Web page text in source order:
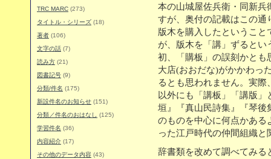
TRC MARC (273)
タイトル・シリーズ (18)
著者 (106)
文字の話 (7)
読み方 (21)
図書記号 (9)
分類/件名 (175)
新設件名のお知らせ (151)
分類／件名のおはなし
(125)
学習件名 (36)
内容紹介 (17)
その他のデータ内容 (43)
本の山城屋佐兵衛・同新兵
すが、奥付の記載はこの通
版木を購入したというこ
が、版木を「講」ずると
初、「購板」の誤刻かとも
大店(おおだな)がかかわっ
るとも思われません。実
以外にも「講板」「講版
垣』『真山民詩集』『琴後
のものを中心に何点かある
った江戸時代の仲間組織
辞書類を改めて調べてみる